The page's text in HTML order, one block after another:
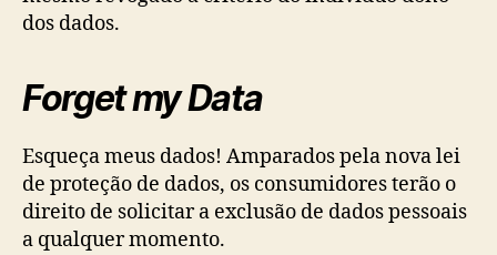
dos dados.
Forget my Data
Esqueça meus dados! Amparados pela nova lei
de proteção de dados, os consumidores terão o
direito de solicitar a exclusão de dados pessoais
a qualquer momento.